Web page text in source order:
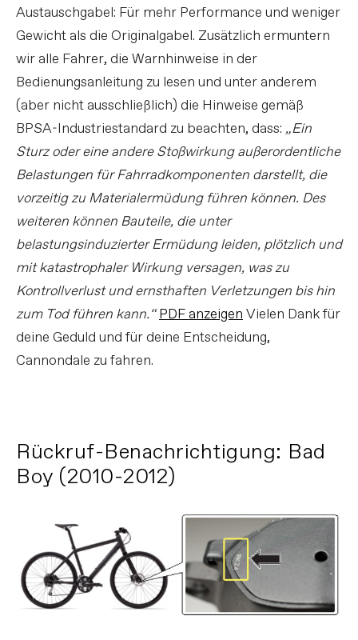
Austauschgabel: Für mehr Performance und weniger
Gewicht als die Originalgabel. Zusätzlich ermuntern
wir alle Fahrer, die Warnhinweise in der
Bedienungsanleitung zu lesen und unter anderem
(aber nicht ausschließlich) die Hinweise gemäß
BPSA-Industriestandard zu beachten, dass: „Ein
Sturz oder eine andere Stoßwirkung außerordentliche
Belastungen für Fahrradkomponenten darstellt, die
vorzeitig zu Materialermüdung führen können. Des
weiteren können Bauteile, die unter
belastungsinduzierter Ermüdung leiden, plötzlich und
mit katastrophaler Wirkung versagen, was zu
Kontrollverlust und ernsthaften Verletzungen bis hin
zum Tod führen kann.“PDF anzeigenVielen Dank für
deine Geduld und für deine Entscheidung,
Cannondale zu fahren.
Rückruf-Benachrichtigung: Bad
Boy (2010-2012)